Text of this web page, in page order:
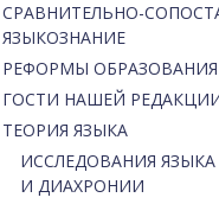
СРАВНИТЕЛЬНО-
ЯЗЫКОЗНАНИЕ
РЕФОРМЫ
ГОСТИ НАШЕЙ
ТЕОРИЯ ЯЗЫКА
ИССЛЕДОВАНИЯ
И ДИАХРОНИИ